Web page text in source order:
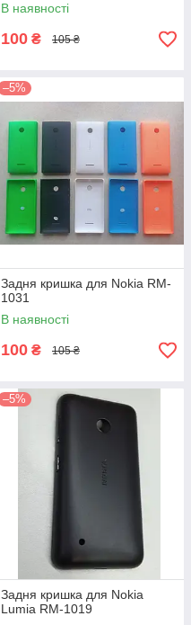
В наявності
100 ₴ 105 ₴
–5%
Задня кришка для Nokia RM-
1031
В наявності
100 ₴ 105 ₴
–5%
Задня кришка для Nokia
Lumia RM-1019